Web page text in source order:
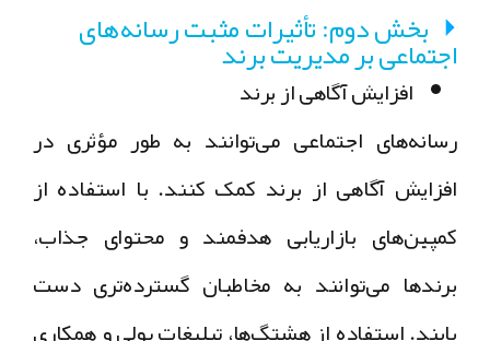
بخش دوم: تأثیرات مثبت رسانه‌های
اجتماعی بر مدیریت برند
افزایش آگاهی از برند
رسانه‌های اجتماعی می‌توانند به طور مؤثری در
افزایش آگاهی از برند کمک کنند. با استفاده از
کمپین‌های بازاریابی هدفمند و محتوای جذاب،
برندها می‌توانند به مخاطبان گسترده‌تری دست
یابند. استفاده از هشتگ‌ها، تبلیغات پولی و همکاری